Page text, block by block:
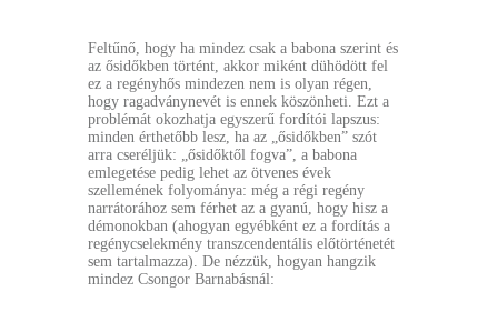
Feltűnő, hogy ha mindez csak a babona szerint és
az ősidőkben történt, akkor miként dühödött fel
ez a regényhős mindezen nem is olyan régen,
hogy ragadványnevét is ennek köszönheti. Ezt a
problémát okozhatja egyszerű fordítói lapszus:
minden érthetőbb lesz, ha az „ősidőkben” szót
arra cseréljük: „ősidőktől fogva”, a babona
emlegetése pedig lehet az ötvenes évek
szellemének folyománya: még a régi regény
narrátorához sem férhet az a gyanú, hogy hisz a
démonokban (ahogyan egyébként ez a fordítás a
regénycselekmény transzcendentális előtörténetét
sem tartalmazza). De nézzük, hogyan hangzik
mindez Csongor Barnabásnál: